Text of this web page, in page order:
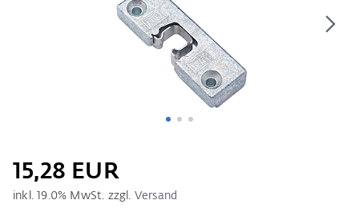
15,28 EUR
inkl.19.0% MwSt. zzgl. Versand